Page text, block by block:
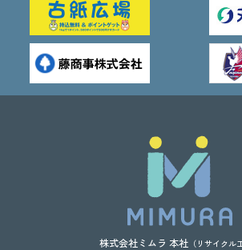
株式会社ミムラ 本社（リサイクル工